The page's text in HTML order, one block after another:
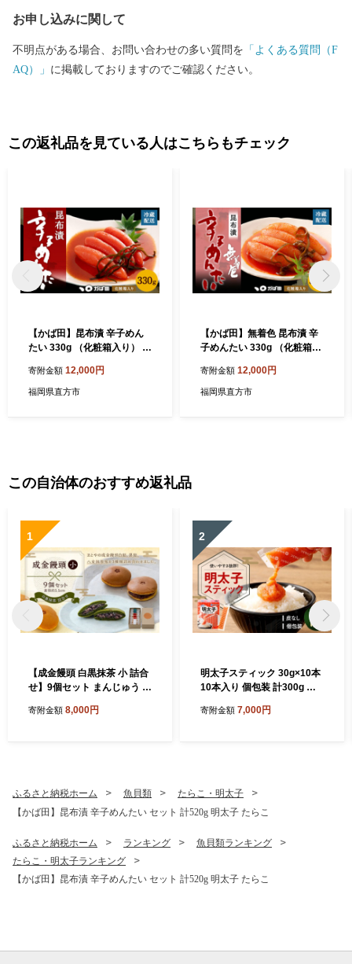
お申し込みに関して
不明点がある場合、お問い合わせの多い質問を 「よくある質問（F
AQ）」 に掲載しておりますのでご確認ください。
この返礼品を見ている人はこちらもチェック
【かば田】昆布漬 辛子めん
たい 330g （化粧箱入り） 明
寄附金額 12,000円
福岡県直方市
【かば田】無着色 昆布漬 辛
子めんたい 330g （化粧箱入
寄附金額 12,000円
福岡県直方市
この自治体のおすすめ返礼品
1
【成金饅頭 白黒抹茶 小 詰合
せ】9個セット まんじゅう 饅
市
寄附金額 8,000円
2
明太子スティック 30g×10本
10本入り 個包装 計300g 無
太子
寄附金額 7,000円
ふるさと納税ホーム 魚貝類
たらこ・明太子
【かば田】昆布漬 辛子めんたい セット 計520g 明太子 たらこ
ふるさと納税ホーム ランキング
魚貝類ランキング
たらこ・明太子ランキング
【かば田】昆布漬 辛子めんたい セット 計520g 明太子 たらこ